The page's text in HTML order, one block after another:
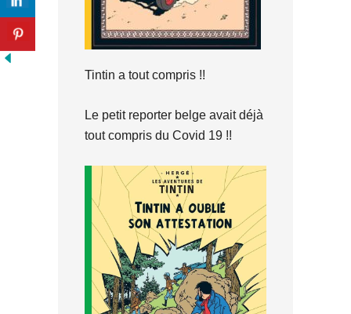
Tintin a tout compris !!
Le petit reporter belge avait déjà
tout compris du Covid 19 !!